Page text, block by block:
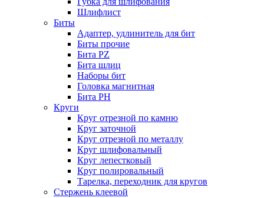
Шлифлист
Биты
Адаптер, удлинитель для бит
Биты прочие
Бита PZ
Бита шлиц
Наборы бит
Головка магнитная
Бита PH
Круги
Круг отрезной по камню
Круг заточной
Круг отрезной по металлу
Круг шлифовальный
Круг лепестковый
Круг полировальный
Тарелка, переходник для кругов
Стержень клеевой